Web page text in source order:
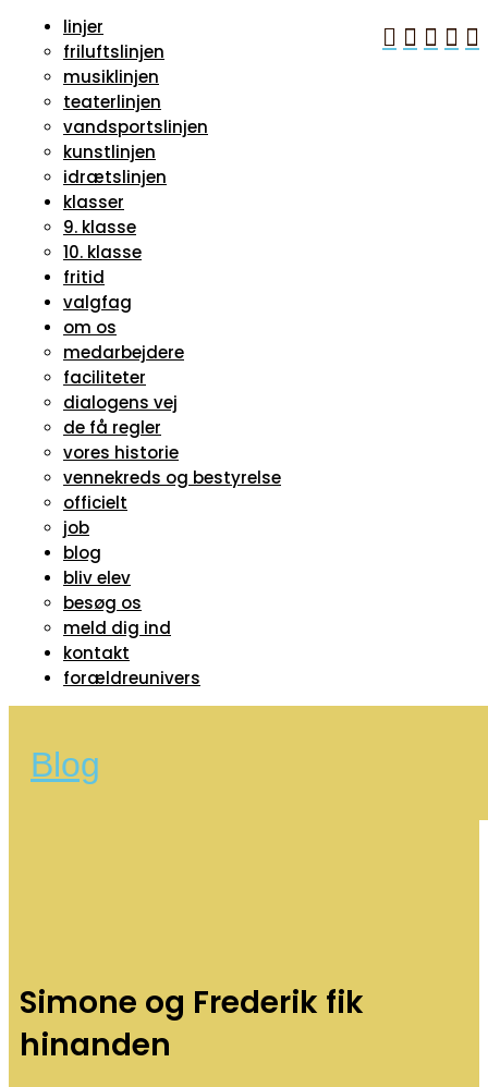





linjer
friluftslinjen
musiklinjen
teaterlinjen
vandsportslinjen
kunstlinjen
idrætslinjen
klasser
9. klasse
10. klasse
fritid
valgfag
om os
medarbejdere
faciliteter
dialogens vej
de få regler
vores historie
vennekreds og bestyrelse
officielt
job
blog
bliv elev
besøg os
meld dig ind
kontakt
forældreunivers
Blog
Simone og Frederik fik
hinanden